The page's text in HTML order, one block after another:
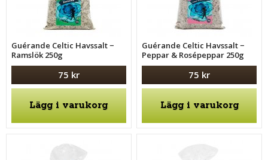
Guérande Celtic Havssalt −
Ramslök 250g
75 kr
Lägg i varukorg
Guérande Celtic Havssalt −
Peppar & Rosépeppar 250g
75 kr
Lägg i varukorg